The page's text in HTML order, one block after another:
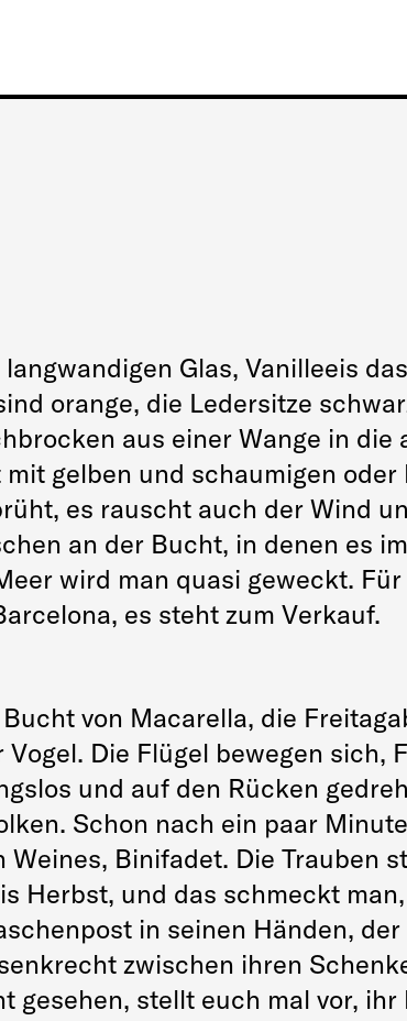
Glas, Vanilleeis
orange, die Ledersitze
aus einer Wange in die
gelben und schaumigen
es rauscht auch der Wind
an der Bucht, in denen es
wird man quasi geweckt.
es steht zum Verkauf.
von Macarella, die
Die Flügel bewegen sich,
und auf den Rücken
Schon nach ein paar
Binifadet. Die Trauben
Herbst, und das schmeckt
in seinen Händen,
zwischen ihren
stellt euch mal vor, ihr